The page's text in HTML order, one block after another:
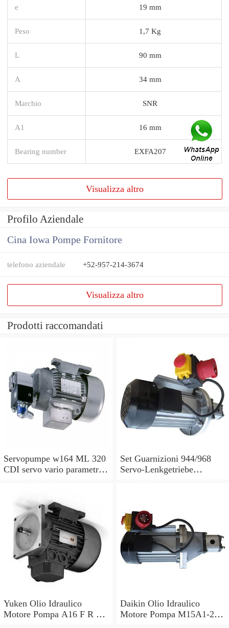
e 19 mm
Peso 1,7 Kg
L 90 mm
A 34 mm
Marchio SNR
A1 16 mm
Bearing number EXFA207
Visualizza altro
Profilo Aziendale
Cina Iowa Pompe Fornitore
telefono aziendale +52-957-214-3674
Visualizza altro
Prodotti raccomandati
Servopumpe w164 ML 320
CDI servo vario parametri
Set Guarnizioni 944/968
Servo-Lenkgetriebe
Yuken Olio Idraulico
Motore Pompa A16 F R 01
Daikin Olio Idraulico
Motore Pompa M15A1-2-